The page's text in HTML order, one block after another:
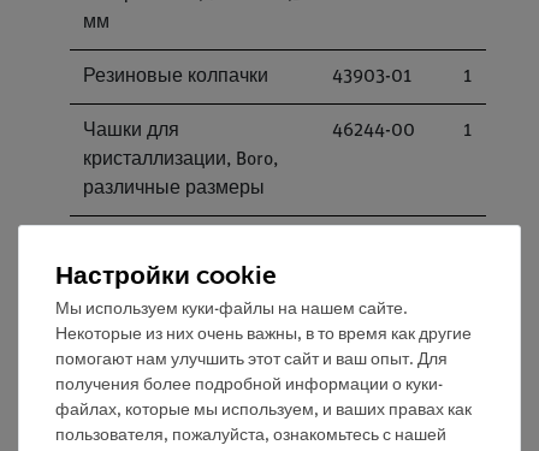
мм
Резиновые колпачки 43903-01 1
Чашки для
кристаллизации, Boro,
различные размеры
46244-00 1
лабораторное стекло,
различной длины, 100
шт.
Штатив для пробирок, с
6 отверстиями, 22 мм,
дерево
MAU-
20042200
Настройки cookie
Мы используем куки-файлы на нашем сайте.
Некоторые из них очень важны, в то время как другие
помогают нам улучшить этот сайт и ваш опыт. Для
получения более подробной информации о куки-
файлах, которые мы используем, и ваших правах как
пользователя, пожалуйста, ознакомьтесь с нашей